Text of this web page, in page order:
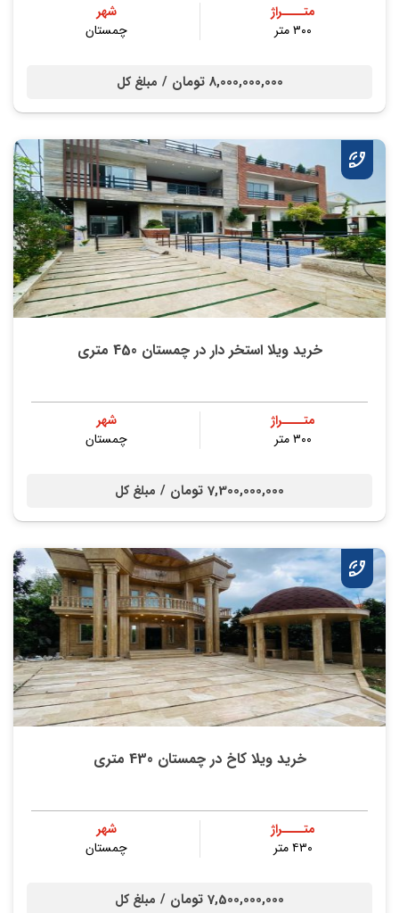
متــــراژ
۳۰۰ متر
شهر
چمستان
8,000,000,000 تومان / مبلغ کل
خرید ویلا استخر دار در چمستان 450 متری
متــــراژ
۳۰۰ متر
شهر
چمستان
7,300,000,000 تومان / مبلغ کل
خرید ویلا کاخ در چمستان 430 متری
متــــراژ
۴۳۰ متر
شهر
چمستان
7,500,000,000 تومان / مبلغ کل